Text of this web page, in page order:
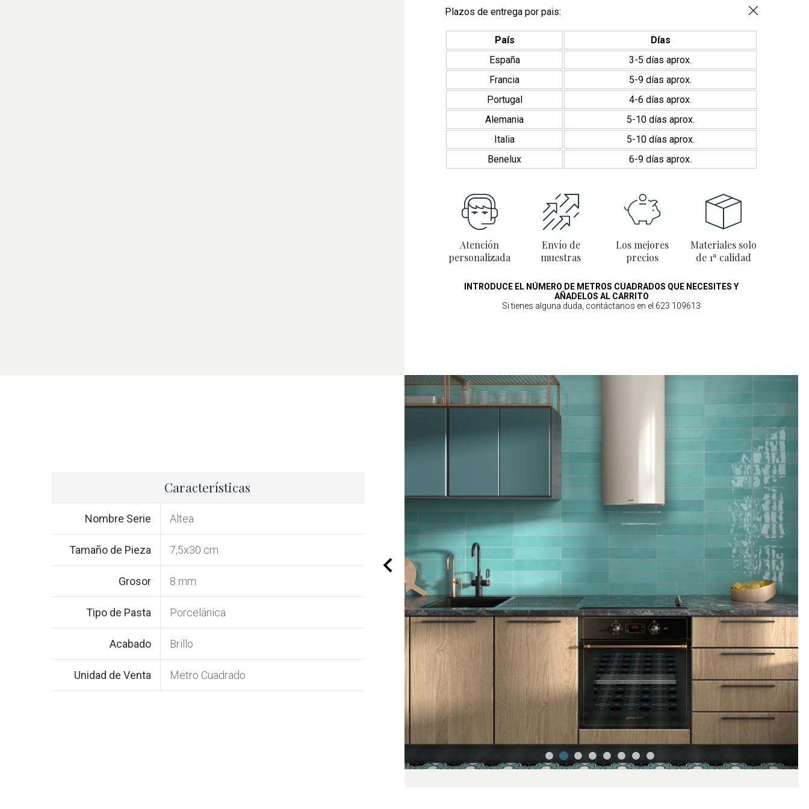
cantidad
Plazos de entrega por pais:
País
Días
España
3-5 días aprox.
Francia
5-9 días aprox.
Portugal
4-6 días aprox.
Alemania
5-10 días aprox.
Italia
5-10 días aprox.
Benelux
6-9 días aprox.
Atención
personalizada
Envío de
muestras
Los mejores
precios
Materiales solo
de 1ª calidad
INTRODUCE EL NÚMERO DE METROS CUADRADOS QUE NECESITES Y
AÑADELOS AL CARRITO
Si tienes alguna duda, contáctanos en el 623 109613
Características
Nombre Serie Altea
Tamaño de Pieza 7,5x30 cm
Grosor 8 mm
Tipo de Pasta Porcelánica
Acabado Brillo
Unidad de Venta Metro Cuadrado